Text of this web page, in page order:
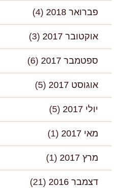
פברואר 2018 (4)
אוקטובר 2017 (3)
ספטמבר 2017 (6)
אוגוסט 2017 (5)
יולי 2017 (5)
מאי 2017 (1)
מרץ 2017 (1)
דצמבר 2016 (21)